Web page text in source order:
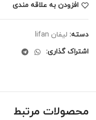
افزودن به علاقه مندی
دسته: لیفان lifan
اشتراک گذاری:
محصولات مرتبط